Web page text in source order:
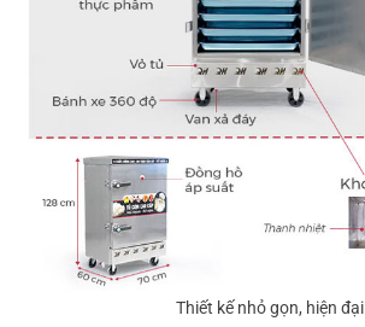
Thiết kế nhỏ gọn, hiện đại